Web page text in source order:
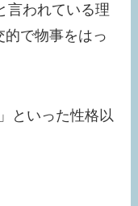
言われている理
で物事をはっ
といった性格以